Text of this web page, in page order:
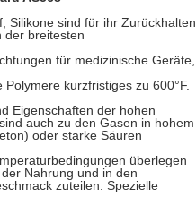
Silikone sind für ihr Zurückhalten
der breitesten
für medizinische Geräte,
kurzfristiges zu 600°F.
Eigenschaften der hohen
auch zu den Gasen in hohem
oder starke Säuren
überlegen
Nahrung und in den
zuteilen. Spezielle